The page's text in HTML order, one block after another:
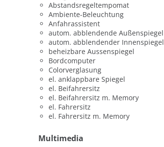
Abstandsregeltempomat
Ambiente-Beleuchtung
Anfahrassistent
autom. abblendende Außenspiegel
autom. abblendender Innenspiegel
beheizbare Aussenspiegel
Bordcomputer
Colorverglasung
el. anklappbare Spiegel
el. Beifahrersitz
el. Beifahrersitz m. Memory
el. Fahrersitz
el. Fahrersitz m. Memory
Multimedia